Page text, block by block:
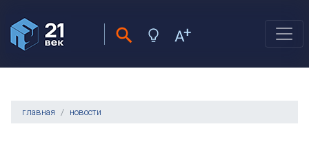
главная новости